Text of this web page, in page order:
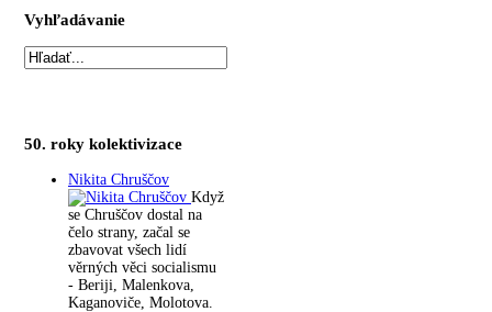
Vyhľadávanie
50. roky kolektivizace
Nikita Chruščov
Když
se Chruščov dostal na
čelo strany, začal se
zbavovat všech lidí
věrných věci socialismu
- Beriji, Malenkova,
Kaganoviče, Molotova.